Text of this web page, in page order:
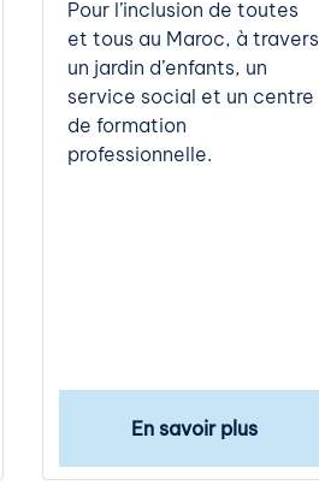
Pour l’inclusion de toutes
et tous au Maroc, à travers
un jardin d’enfants, un
service social et un centre
de formation
professionnelle.
En savoir plus